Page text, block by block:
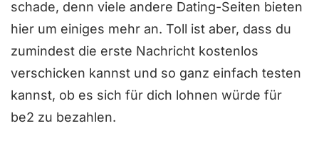
schade, denn viele andere Dating-Seiten bieten
hier um einiges mehr an. Toll ist aber, dass du
zumindest die erste Nachricht kostenlos
verschicken kannst und so ganz einfach testen
kannst, ob es sich für dich lohnen würde für
be2 zu bezahlen.